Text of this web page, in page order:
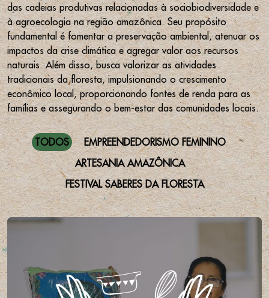
das cadeias produtivas relacionadas à sociobiodiversidade e
à agroecologia na região amazônica. Seu propósito
fundamental é fomentar a preservação ambiental, atenuar os
impactos da crise climática e agregar valor aos recursos
naturais. Além disso, busca valorizar as atividades
tradicionais da floresta, impulsionando o crescimento
econômico local, proporcionando fontes de renda para as
famílias e assegurando o bem-estar das comunidades locais.
TODOS
EMPREENDEDORISMO FEMININO
ARTESANIA AMAZÔNICA
FESTIVAL SABERES DA FLORESTA